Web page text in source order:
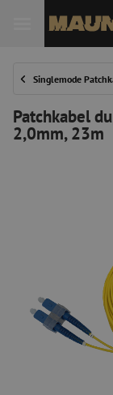
Singlemode
Patchkabel
2,0mm, 23m